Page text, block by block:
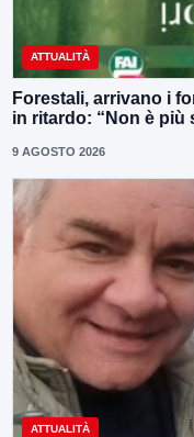
ATTUALITÀ
Forestali, arrivano i
in ritardo: “Non è più
9 AGOSTO 2026
ATTUALITÀ